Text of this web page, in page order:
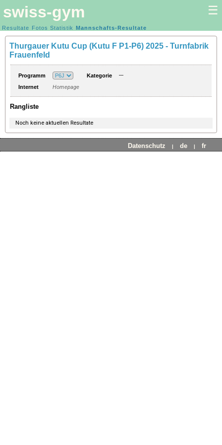
swiss-gym ☰
Kunstturnen Frauen | Kunstturnen Männer
Resultate Fotos Statistik Mannschafts-Resultate
Thurgauer Kutu Cup (Kutu F P1-P6) 2025 - Turnfabrik
Frauenfeld
Programm Kategorie ---
Internet Homepage
Rangliste
Noch keine aktuellen Resultate
Datenschutz | de | fr